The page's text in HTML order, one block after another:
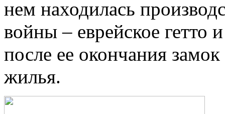
нем находилась
войны – еврейское гетто
после ее окончания замок
жилья.